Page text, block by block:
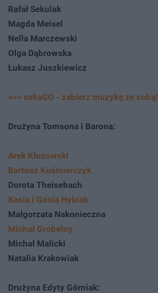
Rafał Sekulak
Magda Meisel
Nella Marczewski
Olga Dąbrowska
Łukasz Juszkiewicz
>>> eskaGO - zabierz muzykę ze sobą!
Drużyna Tomsona i Barona:
Arek Kłusowski
Bartosz Kuśmierczyk
Dorota Theisebach
Kasia i Gosia Hybiak
Małgorzata Nakonieczna
Michał Grobelny
Michał Malicki
Natalia Krakowiak
Drużyna Edyty Górniak: